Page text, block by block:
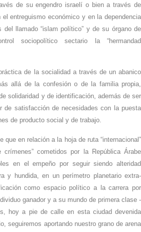
de su engendro israelí o bien a través de
entreguismo económico y en la dependencia
llamado “islam político” y de su órgano de
sociopolítico sectario la “hermandad
de la socialidad a través de un abanico
allá de la confesión o de la familia propia,
solidaridad y de identificación, además de ser
de satisfacción de necesidades con la puesta
de producto social y de trabajo.
que en relación a la hoja de ruta “internacional”
crímenes” cometidos por la República Árabe
en el empeño por seguir siendo alteridad
y hundida, en un perímetro planetario extra-
como espacio político a la carrera por
ganador y a su mundo de primera clase -
hoy a pie de calle en esta ciudad devenida
seguiremos aportando nuestro grano de arena